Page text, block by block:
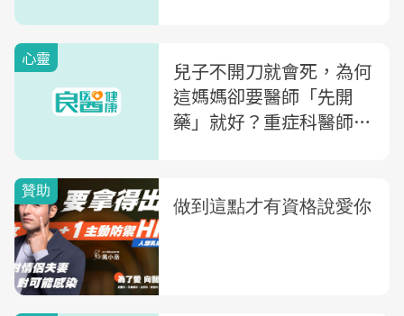
做活？
心靈
兒子不開刀就會死，為何
這媽媽卻要醫師「先開
藥」就好？重症科醫師黃